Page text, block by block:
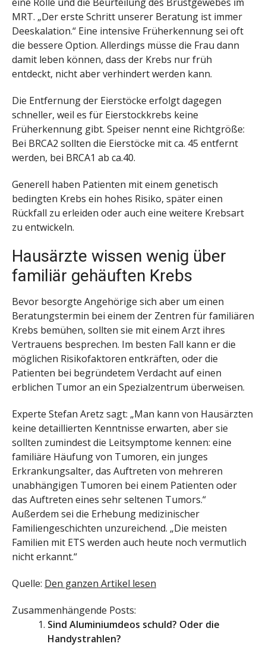
MRT. „Der erste Schritt unserer Beratung ist immer
Deeskalation.“ Eine intensive Früherkennung sei oft
die bessere Option. Allerdings müsse die Frau dann
damit leben können, dass der Krebs nur früh
entdeckt, nicht aber verhindert werden kann.
Die Entfernung der Eierstöcke erfolgt dagegen
schneller, weil es für Eierstockkrebs keine
Früherkennung gibt. Speiser nennt eine Richtgröße:
Bei BRCA2 sollten die Eierstöcke mit ca. 45 entfernt
werden, bei BRCA1 ab ca.40.
Generell haben Patienten mit einem genetisch
bedingten Krebs ein hohes Risiko, später einen
Rückfall zu erleiden oder auch eine weitere Krebsart
zu entwickeln.
Hausärzte wissen wenig über
familiär gehäuften Krebs
Bevor besorgte Angehörige sich aber um einen
Beratungstermin bei einem der Zentren für familiären
Krebs bemühen, sollten sie mit einem Arzt ihres
Vertrauens besprechen. Im besten Fall kann er die
möglichen Risikofaktoren entkräften, oder die
Patienten bei begründetem Verdacht auf einen
erblichen Tumor an ein Spezialzentrum überweisen.
Experte Stefan Aretz sagt: „Man kann von Hausärzten
keine detaillierten Kenntnisse erwarten, aber sie
sollten zumindest die Leitsymptome kennen: eine
familiäre Häufung von Tumoren, ein junges
Erkrankungsalter, das Auftreten von mehreren
unabhängigen Tumoren bei einem Patienten oder
das Auftreten eines sehr seltenen Tumors.“
Außerdem sei die Erhebung medizinischer
Familiengeschichten unzureichend. „Die meisten
Familien mit ETS werden auch heute noch vermutlich
nicht erkannt.“
Quelle: Den ganzen Artikel lesen
Zusammenhängende Posts:
Sind Aluminiumdeos schuld? Oder die
Handystrahlen?